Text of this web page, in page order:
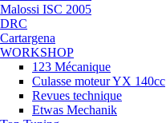
Malossi ISC 2005
DRC
Cartargena
WORKSHOP
123 Mécanique
Culasse moteur YX 140cc
Revues technique
Etwas Mechanik